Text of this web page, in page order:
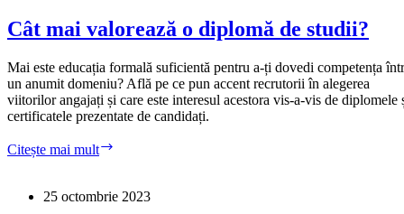
foștii
Cât mai valorează o diplomă de studii?
Mai este educația formală suficientă pentru a-ți dovedi competența
un anumit domeniu? Află pe ce pun accent recrutorii în alegerea
viitorilor angajați și care este interesul acestora vis-a-vis de diplomele
certificatele prezentate de candidați.
Citește mai mult
o
25 octombrie 2023